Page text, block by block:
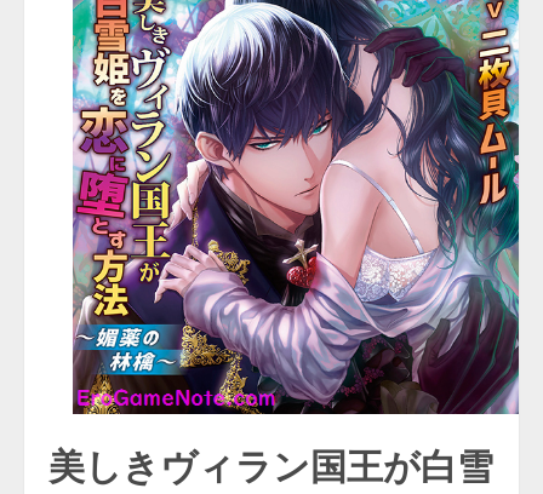
美しきヴィラン国王が白雪